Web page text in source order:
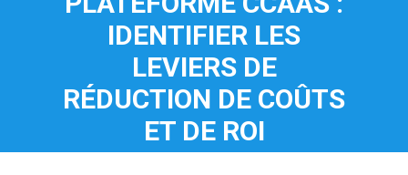
IDENTIFIER LES
LEVIERS DE
RÉDUCTION DE COÛTS
ET DE ROI